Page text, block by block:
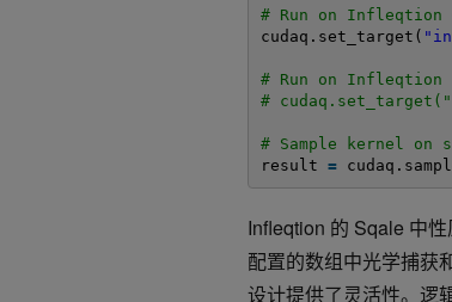
# Run on Infleqtion
cudaq.set_target(
# Run on Infleqtion
#
# Sample kernel on
result =
Infleqtion 的 Sqale 中
配置的数组中光学捕获
设计提供了灵活性。逻